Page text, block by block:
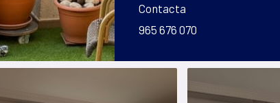
Contacta
965 676 070